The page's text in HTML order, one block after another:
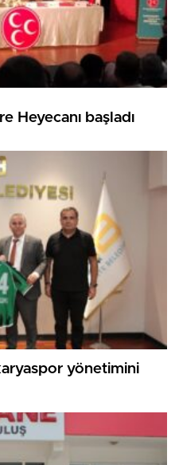
Heyecanı başladı
yönetimini